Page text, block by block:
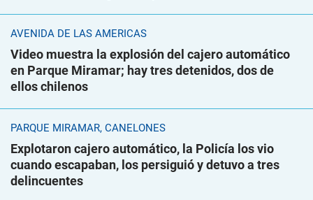
AVENIDA DE LAS AMÉRICAS
Video muestra la explosión del cajero automático
en Parque Miramar; hay tres detenidos, dos de
ellos chilenos
PARQUE MIRAMAR, CANELONES
Explotaron cajero automático, la Policía los vio
cuando escapaban, los persiguió y detuvo a tres
delincuentes